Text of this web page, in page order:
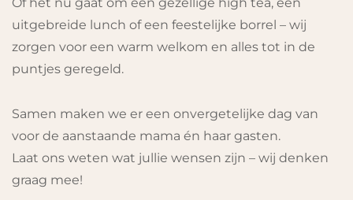
uitgebreide lunch of een feestelijke borrel – wij
zorgen voor een warm welkom en alles tot in de
puntjes geregeld.
Samen maken we er een onvergetelijke dag van
voor de aanstaande mama én haar gasten.
Laat ons weten wat jullie wensen zijn – wij denken
graag mee!